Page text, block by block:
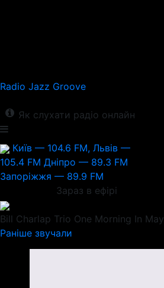
Radio Jazz Groove
Як слухати радіо онлайн
Київ — 104.6 FM, Львів —
105.4 FM Дніпро — 89.3 FM
Запоріжжя — 89.9 FM
Зараз в ефірі
Bill Charlap Trio One Morning In May
Раніше звучали